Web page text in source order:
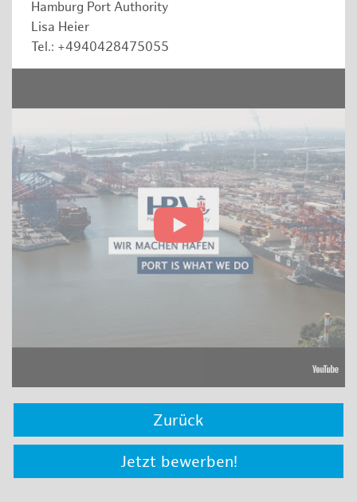
Hamburg Port Authority
Lisa Heier
Tel.: +4940428475055
Zurück
Jetzt bewerben!